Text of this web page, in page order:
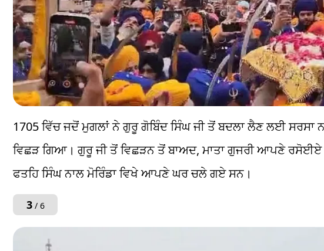
1705 ਵਿੱਚ ਜਦੋਂ ਮੁਗਲਾਂ ਨੇ ਗੁਰੂ ਗੋਬਿੰਦ ਸਿੰਘ ਜੀ ਤੋਂ ਬਦਲਾ ਲੈਣ ਲਈ ਸਰਸਾ
ਵਿਛੜ ਗਿਆ। ਗੁਰੂ ਜੀ ਤੋਂ ਵਿਛੜਨ ਤੋਂ ਬਾਅਦ, ਮਾਤਾ ਗੁਜਰੀ ਆਪਣੇ ਰਸੋਈਏ
ਫਤਹਿ ਸਿੰਘ ਨਾਲ ਮੋਰਿੰਡਾ ਵਿਖੇ ਆਪਣੇ ਘਰ ਚਲੇ ਗਏ ਸਨ।
3/ 6